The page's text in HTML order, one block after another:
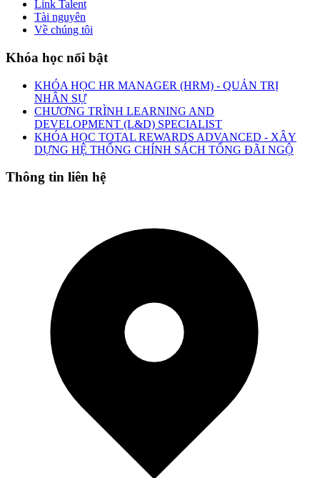
Link Talent
Tài nguyên
Về chúng tôi
Khóa học nổi bật
KHÓA HỌC HR MANAGER (HRM) - QUẢN TRỊ
NHÂN SỰ
CHƯƠNG TRÌNH LEARNING AND
DEVELOPMENT (L&D) SPECIALIST
KHÓA HỌC TOTAL REWARDS ADVANCED - XÂY
DỰNG HỆ THỐNG CHÍNH SÁCH TỔNG ĐÃI NGỘ
Thông tin liên hệ